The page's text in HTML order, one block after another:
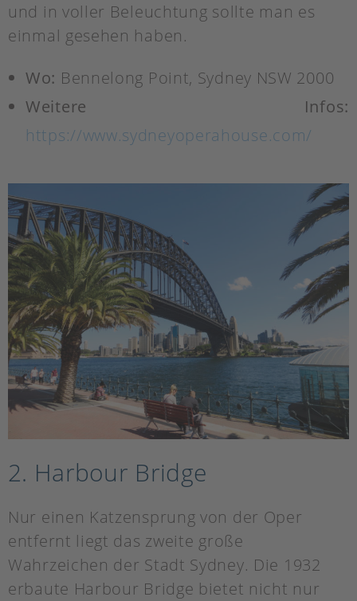
und in voller Beleuchtung sollte man es
einmal gesehen haben.
Wo: Bennelong Point, Sydney NSW 2000
Weitere Infos:
https://www.sydneyoperahouse.com/
2. Harbour Bridge
Nur einen Katzensprung von der Oper
entfernt liegt das zweite große
Wahrzeichen der Stadt Sydney. Die 1932
erbaute Harbour Bridge bietet nicht nur